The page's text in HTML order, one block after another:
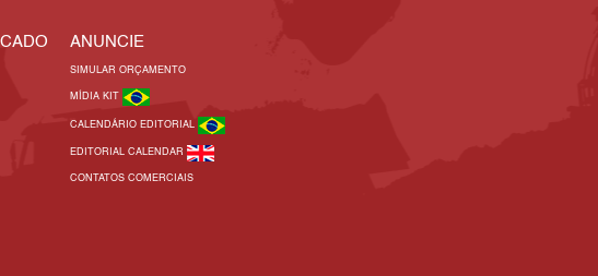
ANUNCIE
SIMULAR ORÇAMENTO
MÍDIA KIT
CALENDÁRIO EDITORIAL
EDITORIAL CALENDAR
CONTATOS COMERCIAIS